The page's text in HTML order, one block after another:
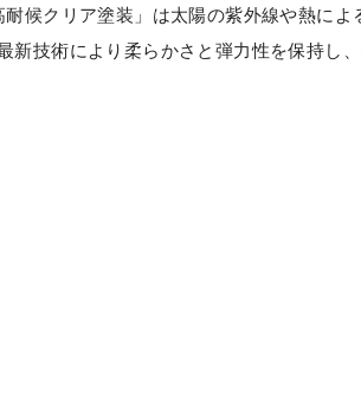
候クリア塗装」は太陽の紫外線や熱によ
技術により柔らかさと弾力性を保持し